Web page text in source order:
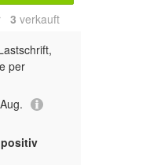
3 verkauft
per
positiv